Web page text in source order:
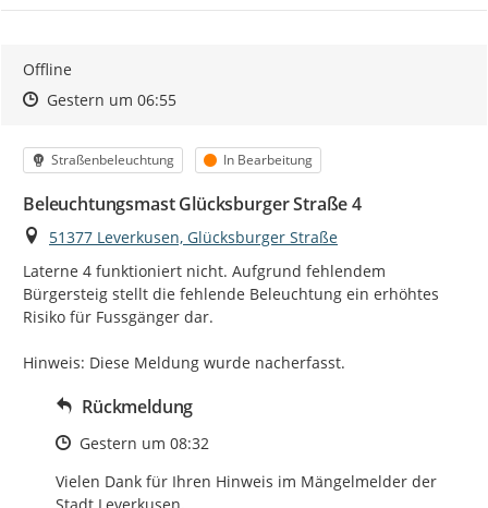
Offline
Zeitpunkt des Erstellens
Zeitpunkt des Erstellens
Gestern um 06:55Zur Äußerung
Kategorie
Straßenbeleuchtung Status
In Bearbeitung
Beleuchtungsmast Glücksburger Straße 4
Ort
51377 Leverkusen, Glücksburger Straße
Laterne 4 funktioniert nicht. Aufgrund fehlendem
Bürgersteig stellt die fehlende Beleuchtung ein erhöhtes
Risiko für Fussgänger dar.
Hinweis: Diese Meldung wurde nacherfasst.
Rückmeldung
Zeitpunkt des Erstellens
Gestern um 08:32
Vielen Dank für Ihren Hinweis im Mängelmelder der